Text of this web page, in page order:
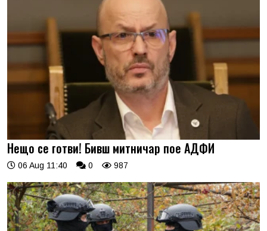
Нещо се готви! Бивш митничар пое АДФИ
06 Aug 11:40 0 987